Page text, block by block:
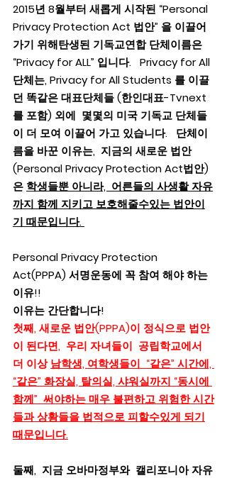
2015년 8월부터 새롭게 시작된 “Personal
Privacy Protection Act 법안” 을 이끌어
가기 위해탄생된 기독교연합 단체이름은
“Privacy for ALL” 입니다.   Privacy for All
단체는, Privacy for All Students 를 이끌
던 똑같은 대표단체들 (한인대표-Tvnext
를 포함) 외에  몇몇의 미국 기독교 단체들
이 더 모여 이끌어 가고 있습니다.   단체이
름을 바꾼 이유는,  지금의 새로운 법안
(Personal Privacy Protection Act법안)
은 학생들뿐 아니라,  어른들의 사생활 자유
까지 함께 지키고 보호해줄수있는 법안이
기 때문입니다.
Personal Privacy Protection
Act(PPPA) 서명운동에 꼭 참여 해야 하는
이유!!
이유는 간단합니다!
첫째, 새로운 법안(PPPA)이 정식으로 법안
이 된다면,  우리 자녀들이  공립학교에서
더 이상 남학생, 여학생들이  “같은” 시간에,
“같은” 화장실, 탈의실, 샤워실까지 “동시에
함께”  써야하는 매우 불편하고 위험한 시간
들과 상황들을 법적으로 피할수있게 되기
때문입니다.
둘째,  지금 오바마정부와  캘리포니아 자유